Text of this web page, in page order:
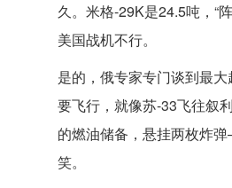
久。米格-29K是24.5吨，“
美国战机不行。
是的，俄专家专门谈到最
要飞行，就像苏-33飞往叙
的燃油储备，悬挂两枚炸
笑。